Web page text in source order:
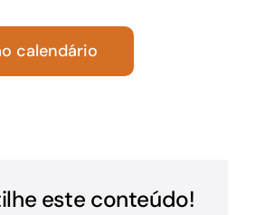
calendário
este conteúdo!